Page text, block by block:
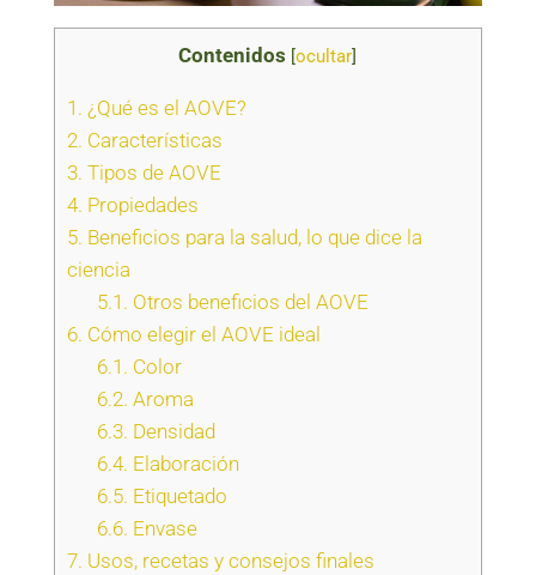
Contenidos [ocultar]
1. ¿Qué es el AOVE?
2. Características
3. Tipos de AOVE
4. Propiedades
5. Beneficios para la salud, lo que dice la
ciencia
5.1. Otros beneficios del AOVE
6. Cómo elegir el AOVE ideal
6.1. Color
6.2. Aroma
6.3. Densidad
6.4. Elaboración
6.5. Etiquetado
6.6. Envase
7. Usos, recetas y consejos finales